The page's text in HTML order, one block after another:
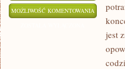
MOŻLIWOŚĆ KOMENTOWANIA PORADNIK
jest